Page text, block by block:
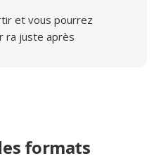
et vous pourrez
ra juste après
formats